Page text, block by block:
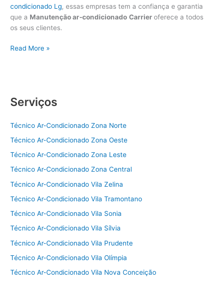
condicionado Lg, essas empresas tem a confiança e garantia
que a Manutenção ar-condicionado Carrieroferece a todos
os seus clientes.
Manutenção
11
5938
Read More »
Serviços
Técnico Ar-Condicionado Zona Norte
Técnico Ar-Condicionado Zona Oeste
Técnico Ar-Condicionado Zona Leste
Técnico Ar-Condicionado Zona Central
Técnico Ar-Condicionado Vila Zelina
Técnico Ar-Condicionado Vila Tramontano
Técnico Ar-Condicionado Vila Sonia
Técnico Ar-Condicionado Vila Sílvia
Técnico Ar-Condicionado Vila Prudente
Técnico Ar-Condicionado Vila Olímpia
Técnico Ar-Condicionado Vila Nova Conceição